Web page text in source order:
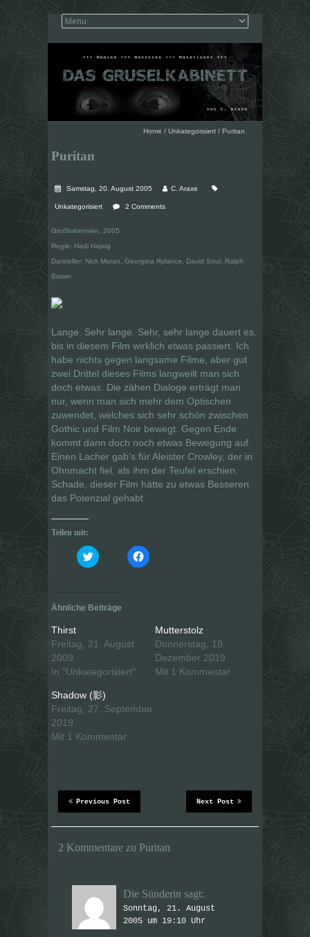
Home / Unkategorisiert / Puritan
Puritan
Samstag, 20. August 2005 C. Araxe
Unkategorisiert 2 Comments
Großbritannien, 2005
Regie: Hadi Hajaig
Darsteller: Nick Moran, Georgina Rylance, David Soul, Ralph
Brown
Lange. Sehr lange. Sehr, sehr lange dauert es,
bis in diesem Film wirklich etwas passiert. Ich
habe nichts gegen langsame Filme, aber gut
zwei Drittel dieses Films langweilt man sich
doch etwas. Die zähen Dialoge erträgt man
nur, wenn man sich mehr dem Optischen
zuwendet, welches sich sehr schön zwischen
Gothic und Film Noir bewegt. Gegen Ende
kommt dann doch noch etwas Bewegung auf.
Einen Lacher gab’s für Aleister Crowley, der in
Ohnmacht fiel, als ihm der Teufel erschien.
Schade, dieser Film hätte zu etwas Besseren
das Potenzial gehabt.
Teilen mit:
K
l
u
m
r
i
t
e
r
z
e
r
d
n
e
u
e
n
e
r
K
l
z
n
e
u
n
s
t
e
Ähnliche Beiträge
Thirst
Freitag, 21. August
2009
In "Unkategorisiert"
Mutterstolz
Donnerstag, 19.
Dezember 2019
Mit 1 Kommentar
Shadow (影)
Freitag, 27. September
2019
Mit 1 Kommentar
Next Post
Previous Post
2 Kommentare zu Puritan
Die Sünderin sagt:
Sonntag, 21. August
2005 um 19:10 Uhr